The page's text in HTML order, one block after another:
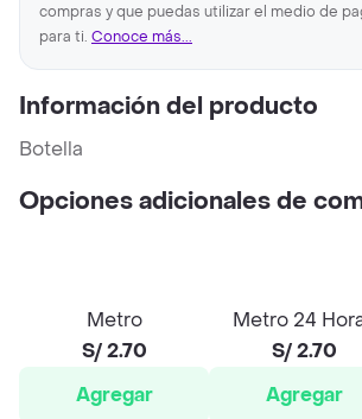
compras y que puedas utilizar el medio de
para ti. Conoce más...
Información del producto
Botella
Opciones adicionales de
Metro
S/ 2.70
Agregar
Metro 24
S/ 2.70
Agregar